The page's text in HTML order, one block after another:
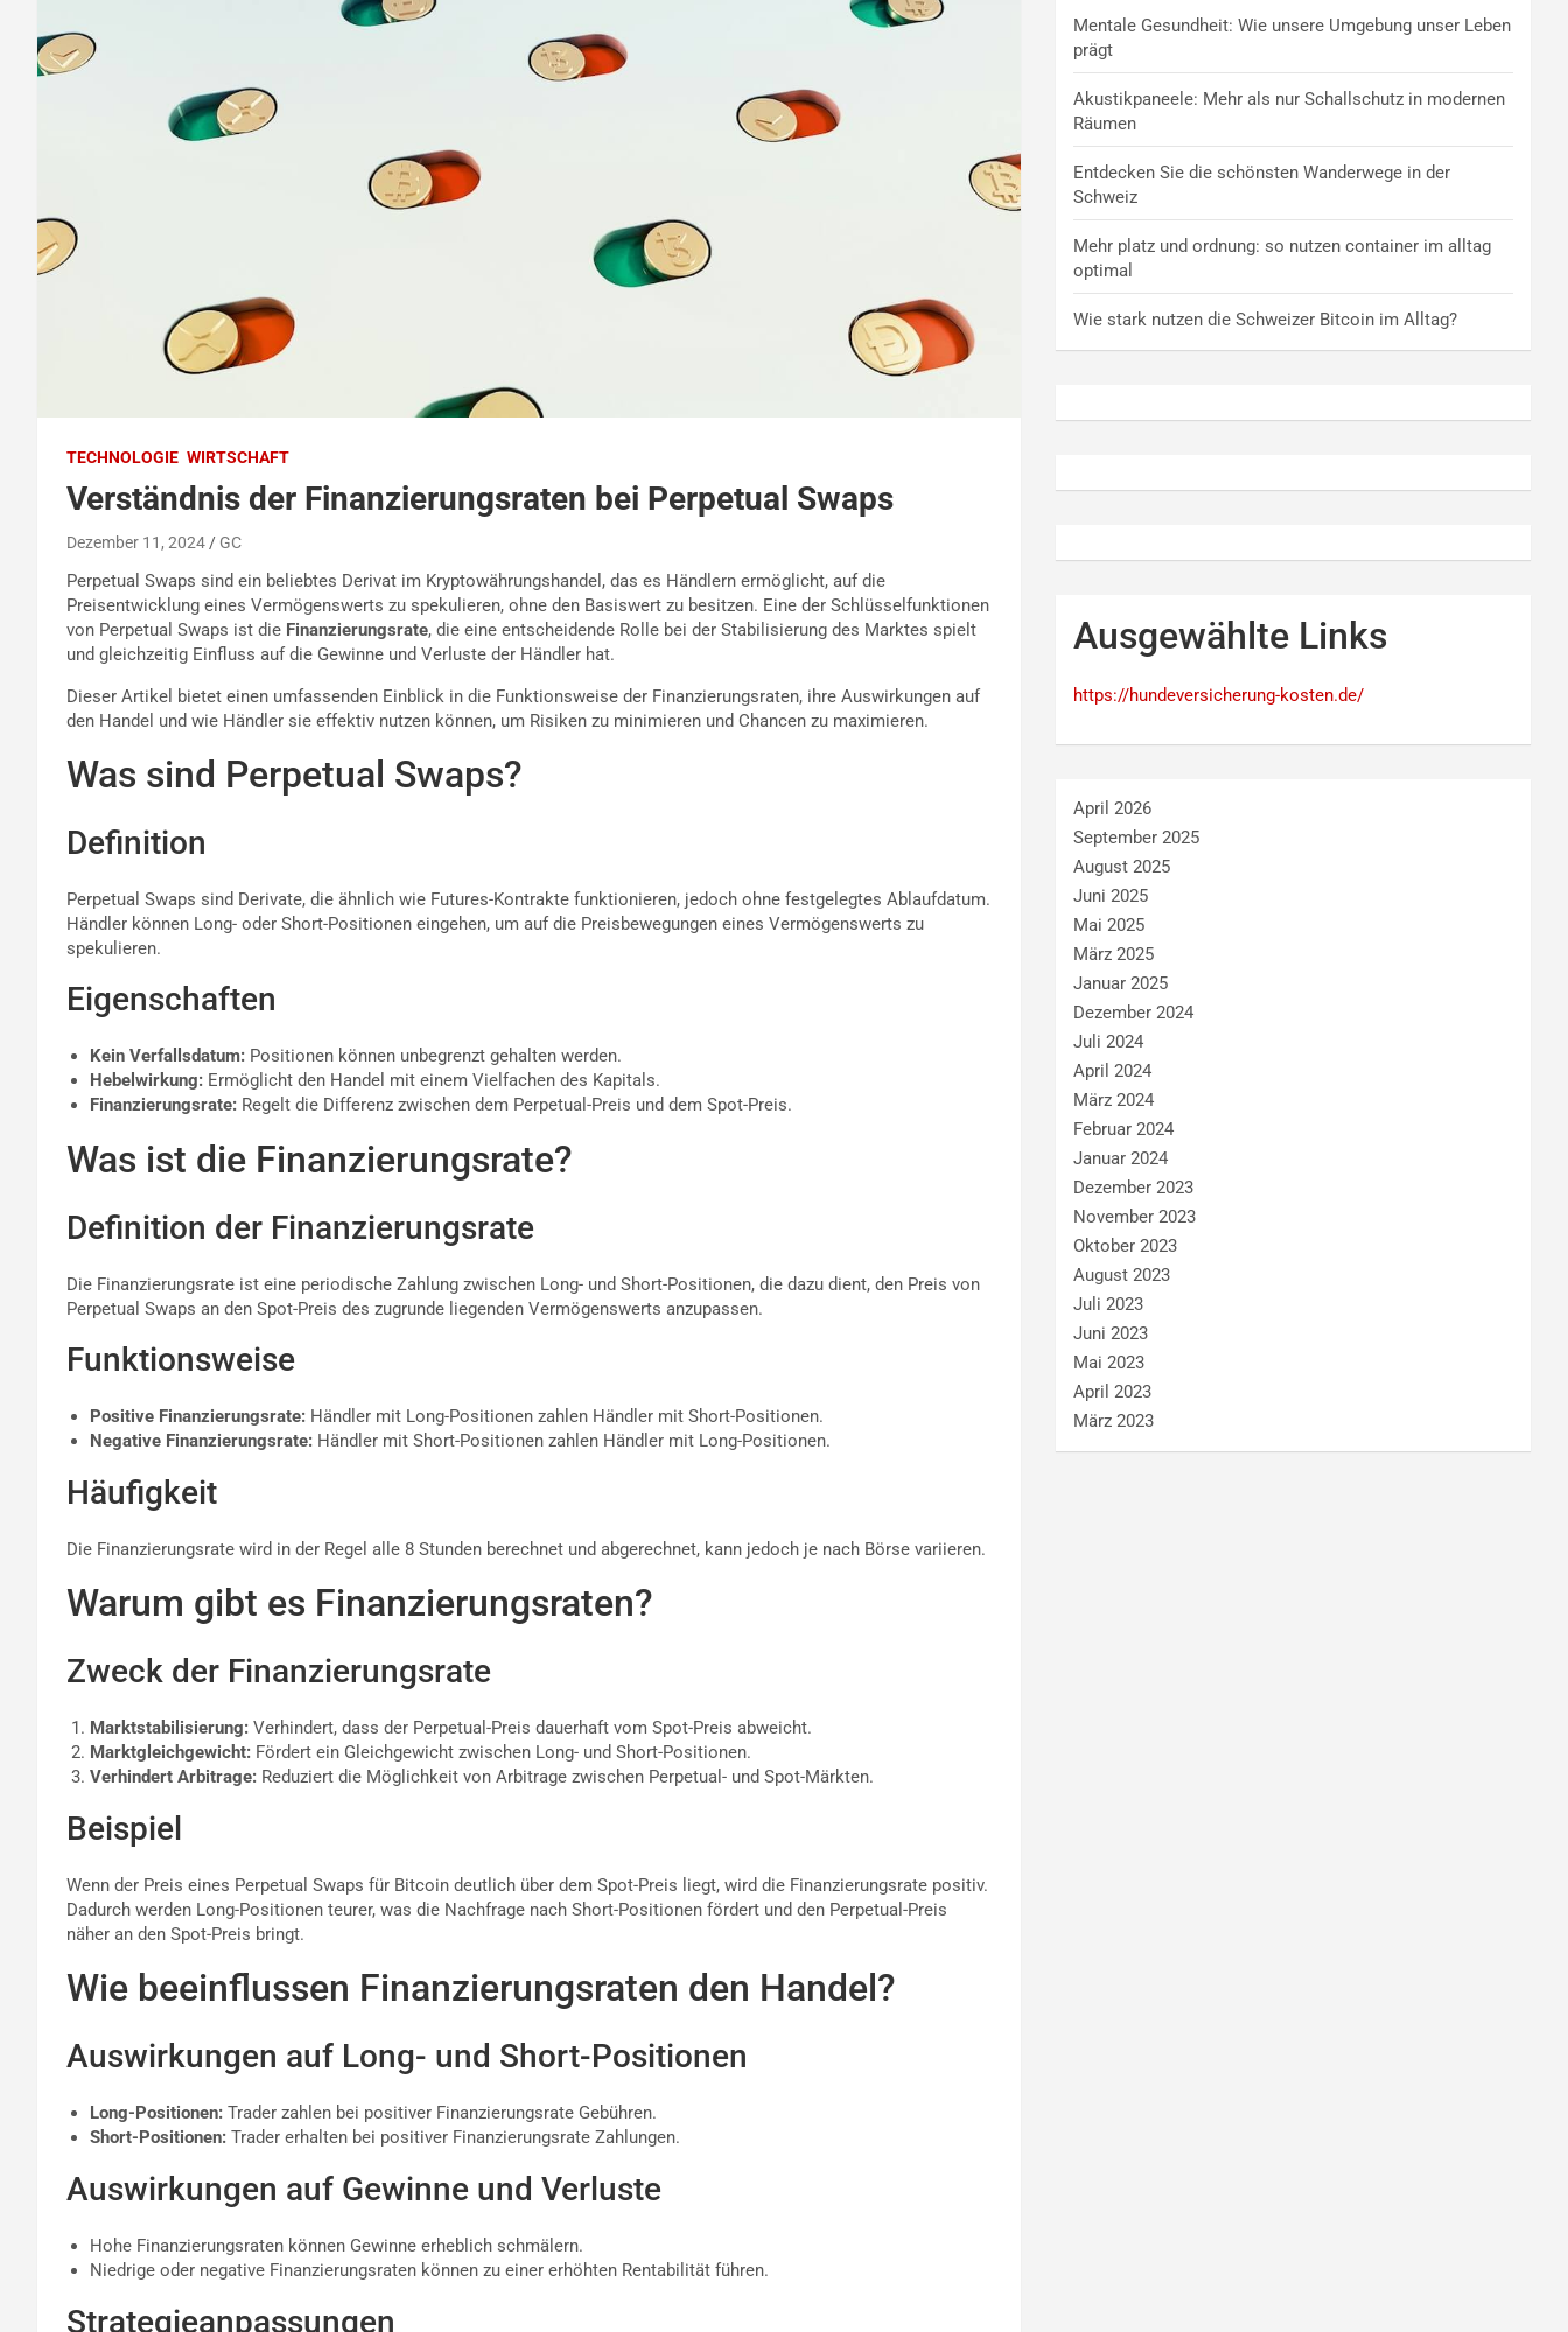
TECHNOLOGIE WIRTSCHAFT
Verständnis der Finanzierungsraten bei Perpetual Swaps
Dezember 11, 2024 GC
Perpetual Swaps sind ein beliebtes Derivat im Kryptowährungshandel, das es Händlern ermöglicht, auf die
Preisentwicklung eines Vermögenswerts zu spekulieren, ohne den Basiswert zu besitzen. Eine der Schlüsselfunktionen
von Perpetual Swaps ist die Finanzierungsrate, die eine entscheidende Rolle bei der Stabilisierung des Marktes spielt
und gleichzeitig Einfluss auf die Gewinne und Verluste der Händler hat.
Dieser Artikel bietet einen umfassenden Einblick in die Funktionsweise der Finanzierungsraten, ihre Auswirkungen auf
den Handel und wie Händler sie effektiv nutzen können, um Risiken zu minimieren und Chancen zu maximieren.
Was sind Perpetual Swaps?
Definition
Perpetual Swaps sind Derivate, die ähnlich wie Futures-Kontrakte funktionieren, jedoch ohne festgelegtes Ablaufdatum.
Händler können Long- oder Short-Positionen eingehen, um auf die Preisbewegungen eines Vermögenswerts zu
spekulieren.
Eigenschaften
Kein Verfallsdatum: Positionen können unbegrenzt gehalten werden.
Hebelwirkung: Ermöglicht den Handel mit einem Vielfachen des Kapitals.
Finanzierungsrate: Regelt die Differenz zwischen dem Perpetual-Preis und dem Spot-Preis.
Was ist die Finanzierungsrate?
Definition der Finanzierungsrate
Die Finanzierungsrate ist eine periodische Zahlung zwischen Long- und Short-Positionen, die dazu dient, den Preis von
Perpetual Swaps an den Spot-Preis des zugrunde liegenden Vermögenswerts anzupassen.
Funktionsweise
Positive Finanzierungsrate: Händler mit Long-Positionen zahlen Händler mit Short-Positionen.
Negative Finanzierungsrate: Händler mit Short-Positionen zahlen Händler mit Long-Positionen.
Häufigkeit
Die Finanzierungsrate wird in der Regel alle 8 Stunden berechnet und abgerechnet, kann jedoch je nach Börse variieren.
Warum gibt es Finanzierungsraten?
Zweck der Finanzierungsrate
Marktstabilisierung: Verhindert, dass der Perpetual-Preis dauerhaft vom Spot-Preis abweicht.
Marktgleichgewicht: Fördert ein Gleichgewicht zwischen Long- und Short-Positionen.
Verhindert Arbitrage: Reduziert die Möglichkeit von Arbitrage zwischen Perpetual- und Spot-Märkten.
Beispiel
Wenn der Preis eines Perpetual Swaps für Bitcoin deutlich über dem Spot-Preis liegt, wird die Finanzierungsrate positiv.
Dadurch werden Long-Positionen teurer, was die Nachfrage nach Short-Positionen fördert und den Perpetual-Preis
näher an den Spot-Preis bringt.
Wie beeinflussen Finanzierungsraten den Handel?
Auswirkungen auf Long- und Short-Positionen
Long-Positionen: Trader zahlen bei positiver Finanzierungsrate Gebühren.
Short-Positionen: Trader erhalten bei positiver Finanzierungsrate Zahlungen.
Auswirkungen auf Gewinne und Verluste
Hohe Finanzierungsraten können Gewinne erheblich schmälern.
Niedrige oder negative Finanzierungsraten können zu einer erhöhten Rentabilität führen.
Strategieanpassungen
Mentale Gesundheit: Wie unsere Umgebung unser Leben
prägt
Akustikpaneele: Mehr als nur Schallschutz in modernen
Räumen
Entdecken Sie die schönsten Wanderwege in der
Schweiz
Mehr platz und ordnung: so nutzen container im alltag
optimal
Wie stark nutzen die Schweizer Bitcoin im Alltag?
Ausgewählte Links
https://hundeversicherung-kosten.de/
April 2026
September 2025
August 2025
Juni 2025
Mai 2025
März 2025
Januar 2025
Dezember 2024
Juli 2024
April 2024
März 2024
Februar 2024
Januar 2024
Dezember 2023
November 2023
Oktober 2023
August 2023
Juli 2023
Juni 2023
Mai 2023
April 2023
März 2023